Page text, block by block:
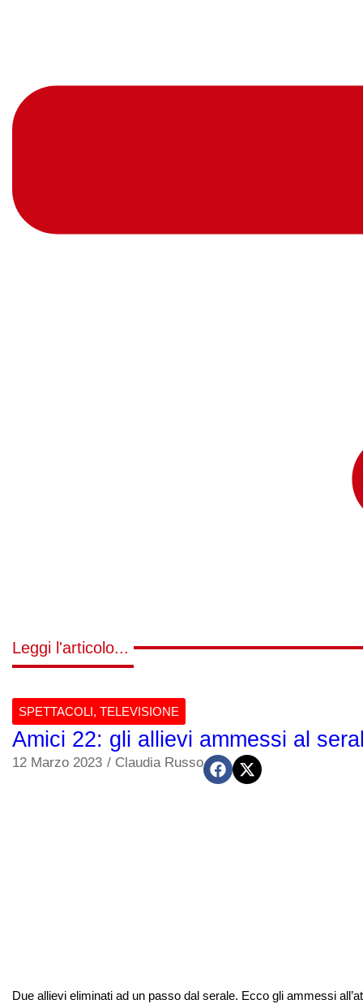
Leggi l'articolo...
SPETTACOLI, TELEVISIONE
Amici 22: gli allievi ammessi al
12 Marzo 2023 / Claudia Russo
Due allievi eliminati ad un passo dal serale. Ecco gli ammessi